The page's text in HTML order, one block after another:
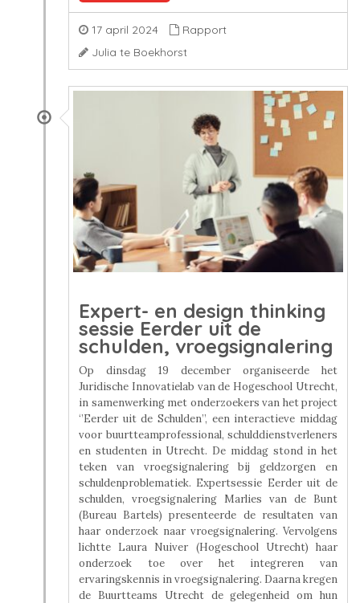
17 april 2024
Rapport
Julia te Boekhorst
Expert- en design thinking
sessie Eerder uit de
schulden, vroegsignalering
Op dinsdag 19 december organiseerde het
Juridische Innovatielab van de Hogeschool Utrecht,
in samenwerking met onderzoekers van het project
‘’Eerder uit de Schulden’’, een interactieve middag
voor buurtteamprofessional, schulddienstverleners
en studenten in Utrecht. De middag stond in het
teken van vroegsignalering bij geldzorgen en
schuldenproblematiek. Expertsessie Eerder uit de
schulden, vroegsignalering Marlies van de Bunt
(Bureau Bartels) presenteerde de resultaten van
haar onderzoek naar vroegsignalering. Vervolgens
lichtte Laura Nuiver (Hogeschool Utrecht) haar
onderzoek toe over het integreren van
ervaringskennis in vroegsignalering. Daarna kregen
de Buurtteams Utrecht de gelegenheid om hun